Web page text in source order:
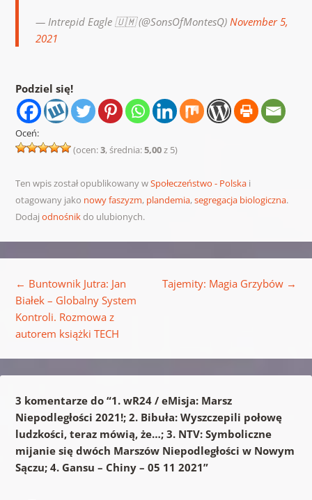
— Intrepid Eagle 🇺🇲 (@SonsOfMontesQ) November 5,
2021
Podziel się!
Oceń:
(ocen:3, średnia:5,00z 5)
Ten wpis został opublikowany wSpołeczeństwo - Polskai
otagowany jako nowy faszyzm, plandemia,segregacja biologiczna.
Dodaj odnośnikdo ulubionych.
← Buntownik Jutra: Jan
Białek – Globalny System
Kontroli. Rozmowa z
autorem książki TECH
Tajemity: Magia Grzybów →
3 komentarze do “1. wR24 / eMisja: Marsz
Niepodległości 2021!; 2. Bibuła: Wyszczepili połowę
ludzkości, teraz mówią, że…; 3. NTV: Symboliczne
mijanie się dwóch Marszów Niepodległości w Nowym
Sączu; 4. Gansu – Chiny – 05 11 2021”